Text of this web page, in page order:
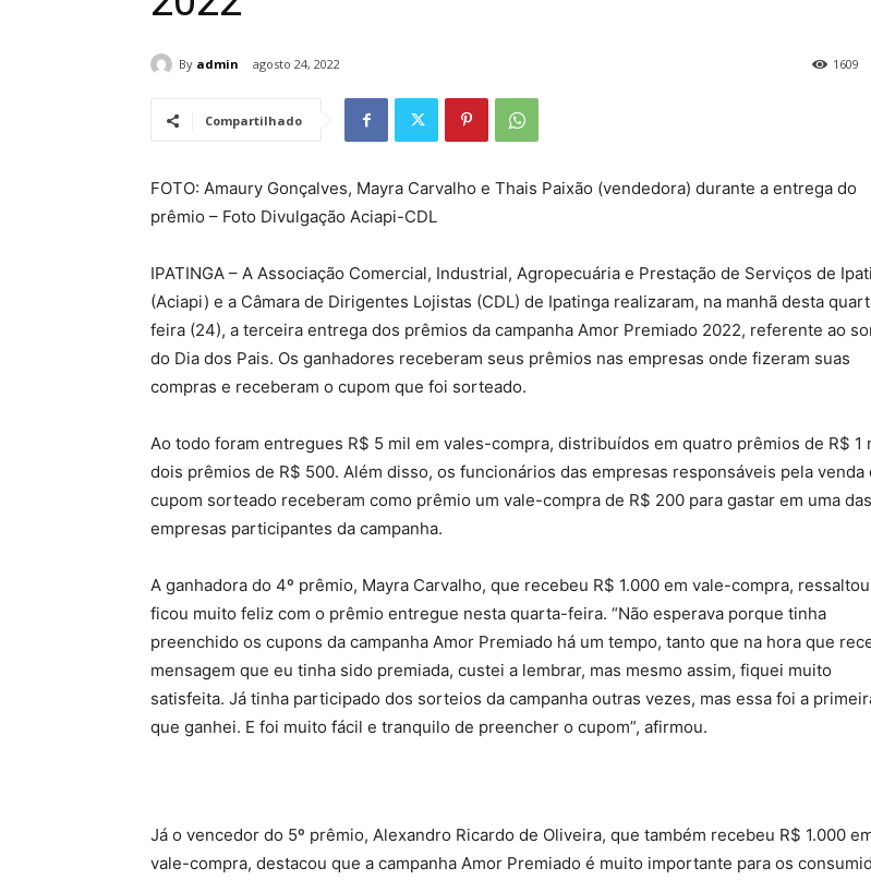
By admin agosto 24, 2022 1609
Compartilhado
FOTO: Amaury Gonçalves, Mayra Carvalho e Thais Paixão (vendedora) durante a entrega do
prêmio – Foto Divulgação Aciapi-CDL
IPATINGA – A Associação Comercial, Industrial, Agropecuária e Prestação de Serviços de
(Aciapi) e a Câmara de Dirigentes Lojistas (CDL) de Ipatinga realizaram, na manhã desta
feira (24), a terceira entrega dos prêmios da campanha Amor Premiado 2022, referente ao
do Dia dos Pais. Os ganhadores receberam seus prêmios nas empresas onde fizeram suas
compras e receberam o cupom que foi sorteado.
Ao todo foram entregues R$ 5 mil em vales-compra, distribuídos em quatro prêmios de R$ 1
dois prêmios de R$ 500. Além disso, os funcionários das empresas responsáveis pela venda
cupom sorteado receberam como prêmio um vale-compra de R$ 200 para gastar em uma das
empresas participantes da campanha.
A ganhadora do 4º prêmio, Mayra Carvalho, que recebeu R$ 1.000 em vale-compra,
ficou muito feliz com o prêmio entregue nesta quarta-feira. “Não esperava porque tinha
preenchido os cupons da campanha Amor Premiado há um tempo, tanto que na hora que
mensagem que eu tinha sido premiada, custei a lembrar, mas mesmo assim, fiquei muito
satisfeita. Já tinha participado dos sorteios da campanha outras vezes, mas essa foi a
que ganhei. E foi muito fácil e tranquilo de preencher o cupom”, afirmou.
Já o vencedor do 5º prêmio, Alexandro Ricardo de Oliveira, que também recebeu R$ 1.000
vale-compra, destacou que a campanha Amor Premiado é muito importante para os